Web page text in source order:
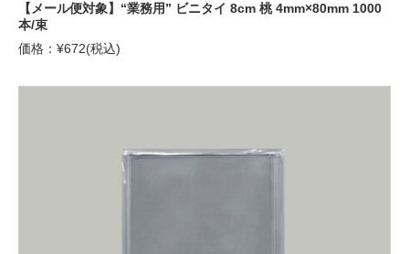
【メール便対象】“業務用” ビニタイ 8cm 桃 4mm×80mm 1000
本/束
価格：¥672(税込)